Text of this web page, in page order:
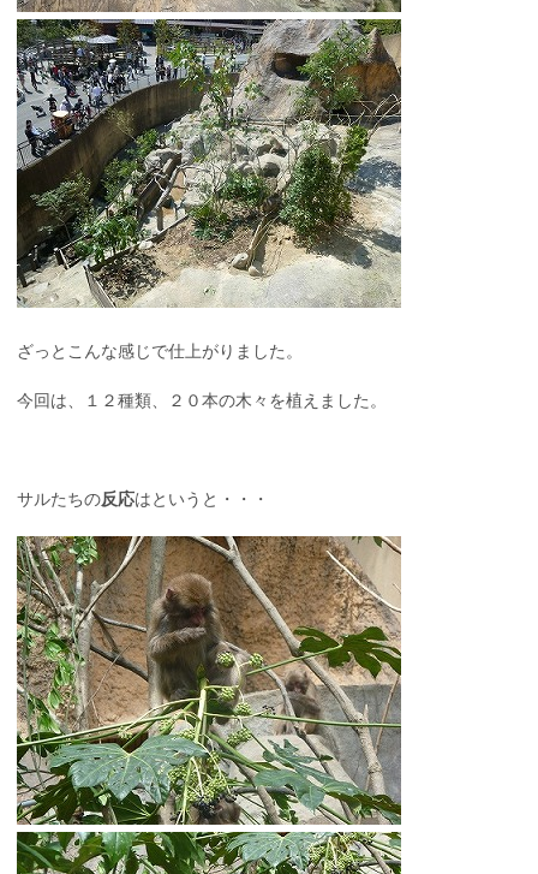
ざっとこんな感じで仕上がりました。
今回は、１２種類、２０本の木々を植えました。
サルたちの反応はというと・・・